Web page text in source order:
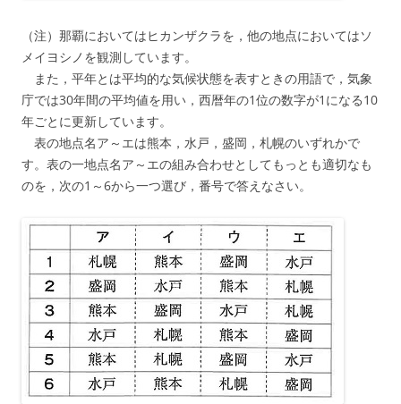
（注）那覇においてはヒカンザクラを，他の地点においてはソ
メイヨシノを観測しています。
また，平年とは平均的な気候状態を表すときの用語で，気象
庁では30年間の平均値を用い，西暦年の1位の数字が1になる10
年ごとに更新しています。
表の地点名ア～エは熊本，水戸，盛岡，札幌のいずれかで
す。表の一地点名ア～エの組み合わせとしてもっとも適切なも
のを，次の1～6から一つ選び，番号で答えなさい。